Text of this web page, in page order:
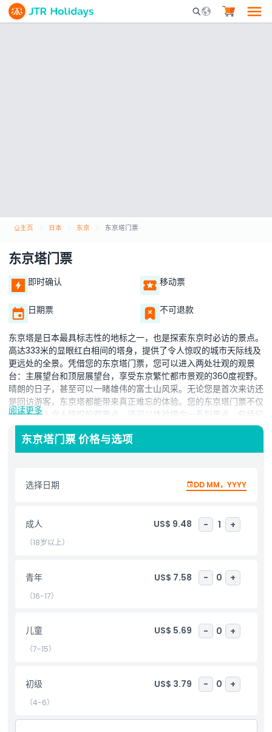
Mobile Search
主页 日本 东京 东京塔门票
东京塔门票
即时确认 移动票
日期票 不可退款
东京塔是日本最具标志性的地标之一，也是探索东京时必访的景点。
高达333米的显眼红白相间的塔身，提供了令人惊叹的城市天际线及
更远处的全景。凭借您的东京塔门票，您可以进入两处壮观的观景
台：主展望台和顶层展望台，享受东京繁忙都市景观的360度视野。
晴朗的日子，甚至可以一睹雄伟的富士山风采。无论您是首次来访还
是回访游客，东京塔都能带来真正难忘的体验。您的东京塔门票不仅
允许您进入令人惊叹的观景点，还可以体验塔内一系列景点，包括纪
念品商店、咖啡厅、餐厅以及夜晚的灯光秀，将塔变成耀眼的灯塔。
非常适合观光、摄影和浪漫夜晚，日本的东京塔一直是游客和本地人
喜爱的目的地。立即预订您的东京塔门票，沉浸于日本最著名地标之
级活动之一。
亮点
位置
阅读更多
东京塔门票 价格与选项
选择日期 DD MM，YYYY
成人 US$ 9.48 - 1 +
（18岁以上）
青年 US$ 7.58 - 0 +
（16-17）
儿童 US$ 5.69 - 0 +
（7-15）
初级 US$ 3.79 - 0 +
（4-6）